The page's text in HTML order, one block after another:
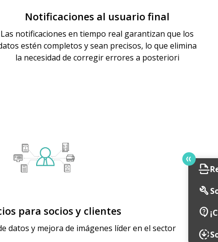
Notificaciones al usuario final
Las notificaciones en tiempo real garantizan que los
estén completos y sean precisos, lo que elimina
la necesidad de corregir errores a posteriori
para socios y clientes
datos y mejora de imágenes líder en el sector
scan
build
contact_support
downloading